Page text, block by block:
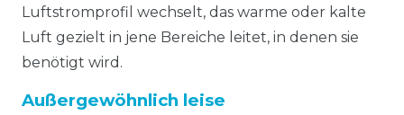
Luftstromprofil wechselt, das warme oder kalte
Luft gezielt in jene Bereiche leitet, in denen sie
benötigt wird.
Außergewöhnlich leise